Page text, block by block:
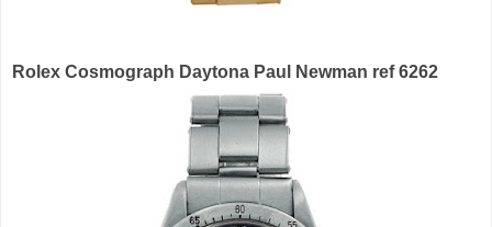
Rolex Cosmograph Daytona Paul Newman ref 6262